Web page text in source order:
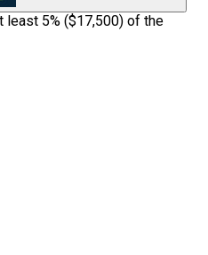
least 5% ($17,500) of the